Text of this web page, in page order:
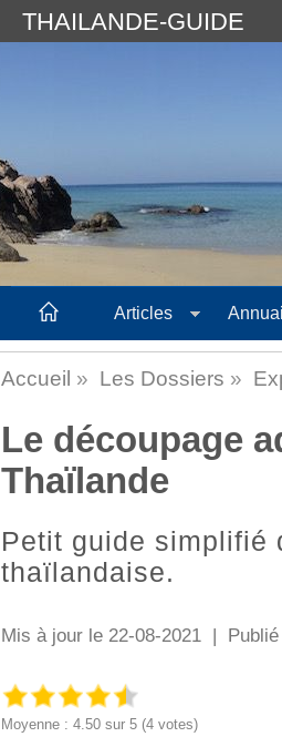
THAILANDE-GUIDE
Articles
Accueil » Les Dossiers »
Le découpage
Thaïlande
Petit guide simplifié
thaïlandaise.
Mis à jour le 22-08-2021 |
Moyenne : 4.50 sur 5 (4 votes)